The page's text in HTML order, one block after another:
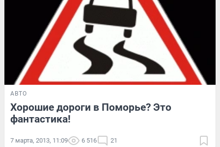
АВТО
Хорошие дороги в Поморье? Это
фантастика!
7 марта, 2013, 11:09 6 516 21